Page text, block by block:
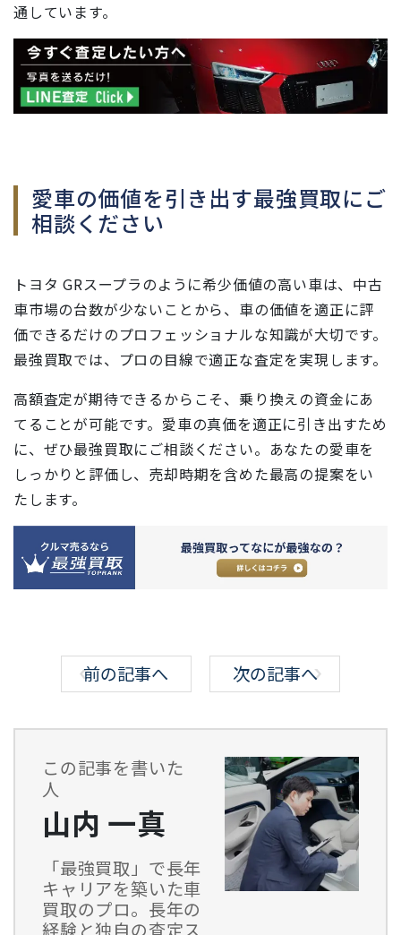
通しています。
愛車の価値を引き出す最強買取にご
相談ください
トヨタ GRスープラのように希少価値の高い車は、中古
車市場の台数が少ないことから、車の価値を適正に評
価できるだけのプロフェッショナルな知識が大切です。
最強買取では、プロの目線で適正な査定を実現します。
高額査定が期待できるからこそ、乗り換えの資金にあ
てることが可能です。愛車の真価を適正に引き出すため
に、ぜひ最強買取にご相談ください。あなたの愛車を
しっかりと評価し、売却時期を含めた最高の提案をい
たします。
前の記事へ 次の記事へ
この記事を書いた
人
山内 一真
「最強買取」で長年
キャリアを築いた車
買取のプロ。長年の
経験と独自の査定ス